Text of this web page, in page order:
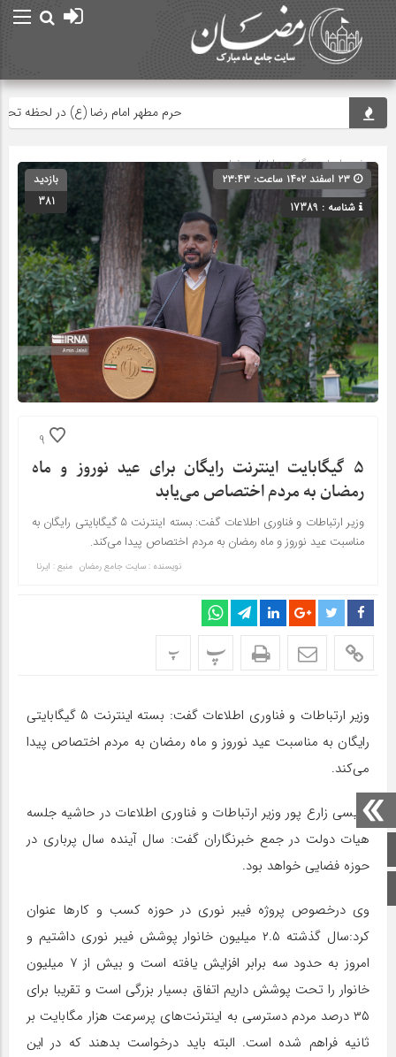
صفحه اصلی
حرم مطهر امام رضا (ع) در لحظه تحویل
صفحه اصلی» گروه »اخبار رمضان
شناسه : 17389
بازدید
381
9
۵ گیگابایت اینترنت رایگان برای عید نوروز و ماه
رمضان به مردم اختصاص می‌یابد
وزیر ارتباطات و فناوری اطلاعات گفت: بسته اینترنت ۵ گیگابایتی رایگان به
مناسبت عید نوروز و ماه رمضان به مردم اختصاص پیدا می‌کند.
نویسنده : سایت جامع رمضان منبع : ایرنا
پ پ
وزیر ارتباطات و فناوری اطلاعات گفت: بسته اینترنت ۵ گیگابایتی
رایگان به مناسبت عید نوروز و ماه رمضان به مردم اختصاص پیدا
می‌کند.
عیسی زارع پور وزیر ارتباطات و فناوری اطلاعات در حاشیه جلسه
هیات دولت در جمع خبرنگاران گفت: سال آینده سال پرباری در
حوزه فضایی خواهد بود.
وی درخصوص پروژه فیبر نوری در حوزه کسب و کارها عنوان
کرد:سال گذشته ۲.۵ میلیون خانوار پوشش فیبر نوری داشتیم و
امروز به حدود سه برابر افزایش یافته است و بیش از ۷ میلیون
خانوار را تحت پوشش داریم اتفاق بسیار بزرگی است و تقریبا برای
۳۵ درصد مردم دسترسی به اینترنت‌های پرسرعت هزار مگابایت بر
ثانیه فراهم شده است. البته باید درخواست بدهند که در این